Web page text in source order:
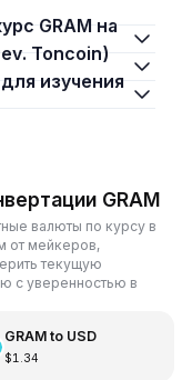
GRAM
валюты по курсу в
от мейкеров,
текущую
с уверенностью в
GRAMto USD
$1.34